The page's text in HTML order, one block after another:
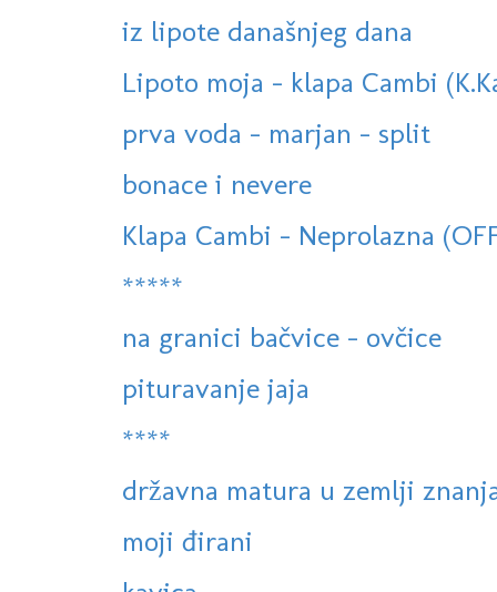
iz lipote današnjeg dana
Lipoto moja - klapa Cambi
prva voda - marjan - split
bonace i nevere
Klapa Cambi - Neprolazna
*****
na granici bačvice - ovčice
pituravanje jaja
****
državna matura u zemlji
moji đirani